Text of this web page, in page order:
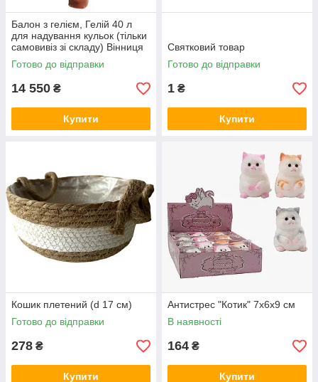
Балон з гелієм, Гелій 40 л
для надування кульок (тільки
самовивіз зі складу) Вінниця
Готово до відправки
14 550 ₴
Купити
Святковий товар
Готово до відправки
1 ₴
Купити
Кошик плетений (d 17 см)
Готово до відправки
278 ₴
Купити
Антистрес "Котик" 7х6х9 см
В наявності
164 ₴
Купити